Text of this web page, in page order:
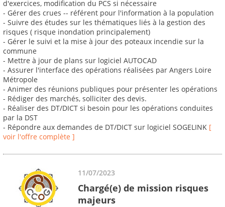
d'exercices, modification du PCS si nécessaire
- Gérer des crues -- référent pour l'information à la population
- Suivre des études sur les thématiques liés à la gestion des
risques ( risque inondation principalement)
- Gérer le suivi et la mise à jour des poteaux incendie sur la
commune
- Mettre à jour de plans sur logiciel AUTOCAD
- Assurer l'interface des opérations réalisées par Angers Loire
Métropole
- Animer des réunions publiques pour présenter les opérations
- Rédiger des marchés, solliciter des devis.
- Réaliser des DT/DICT si besoin pour les opérations conduites
par la DST
- Répondre aux demandes de DT/DICT sur logiciel SOGELINK [
voir l'offre complète ]
11/07/2023
Chargé(e) de mission risques
majeurs